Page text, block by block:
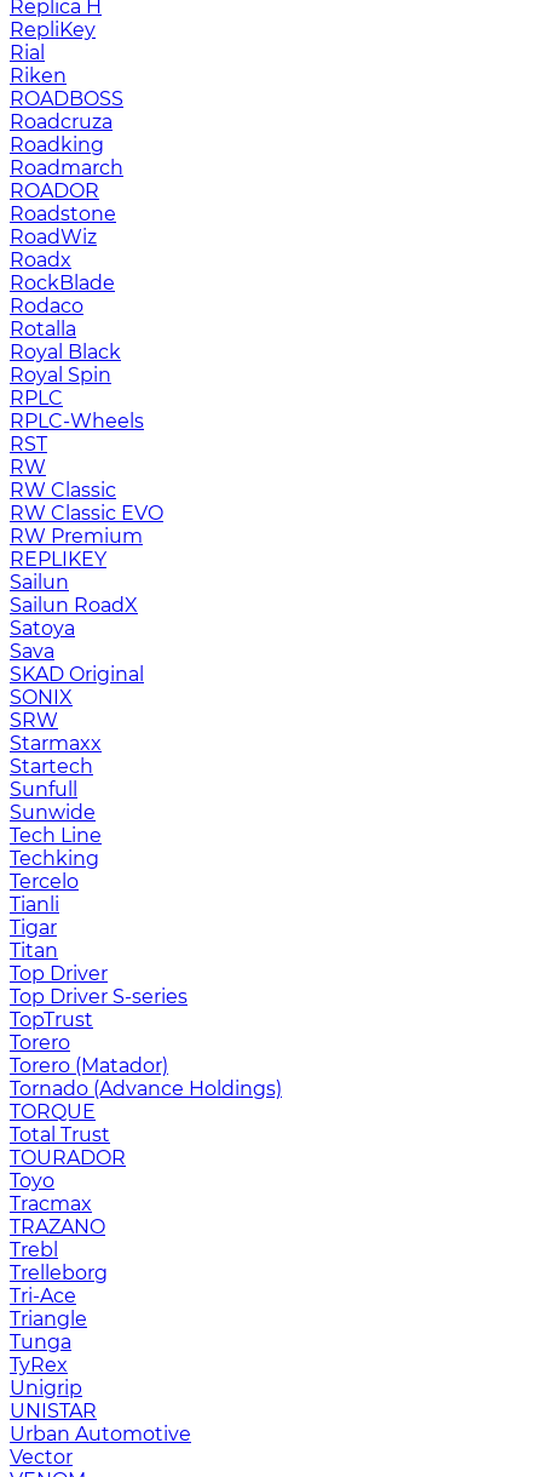
Replica H
RepliKey
Rial
Riken
ROADBOSS
Roadcruza
Roadking
Roadmarch
ROADOR
Roadstone
RoadWiz
Roadx
RockBlade
Rodaco
Rotalla
Royal Black
Royal Spin
RPLC
RPLC-Wheels
RST
RW
RW Classic
RW Classic EVO
RW Premium
RЕPLIKEY
Sailun
Sailun RoadX
Satoya
Sava
SKAD Original
SONIX
SRW
Starmaxx
Startech
Sunfull
Sunwide
Tech Line
Techking
Tercelo
Tianli
Tigar
Titan
Top Driver
Top Driver S-series
TopTrust
Torero
Torero (Matador)
Tornado (Advance Holdings)
TORQUE
Total Trust
TOURADOR
Toyo
Tracmax
TRAZANO
Trebl
Trelleborg
Tri-Ace
Triangle
Tunga
TyRex
Unigrip
UNISTAR
Urban Automotive
Vector